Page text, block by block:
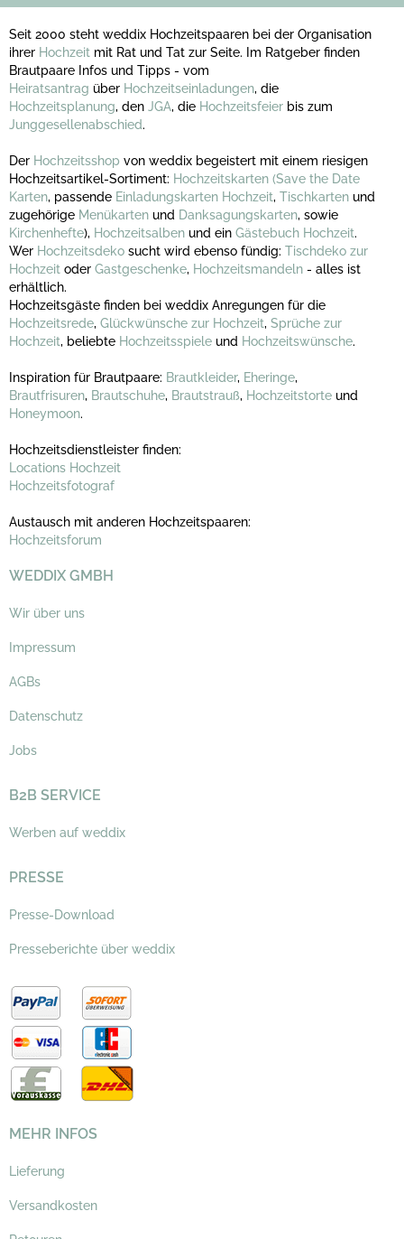
Seit 2000 steht weddix Hochzeitspaaren bei der Organisation
ihrer Hochzeit mit Rat und Tat zur Seite. Im Ratgeber finden
Brautpaare Infos und Tipps - vom
Heiratsantrag über Hochzeitseinladungen, die
Hochzeitsplanung, den JGA, die Hochzeitsfeier bis zum
Junggesellenabschied.
Der Hochzeitsshop von weddix begeistert mit einem riesigen
Hochzeitsartikel-Sortiment: Hochzeitskarten (Save the Date
Karten, passende Einladungskarten Hochzeit, Tischkarten und
zugehörige Menükarten und Danksagungskarten, sowie
Kirchenhefte), Hochzeitsalben und ein Gästebuch Hochzeit.
Wer Hochzeitsdeko sucht wird ebenso fündig: Tischdeko zur
Hochzeit oder Gastgeschenke, Hochzeitsmandeln - alles ist
erhältlich.
Hochzeitsgäste finden bei weddix Anregungen für die
Hochzeitsrede, Glückwünsche zur Hochzeit, Sprüche zur
Hochzeit, beliebte Hochzeitsspiele und Hochzeitswünsche.
Inspiration für Brautpaare: Brautkleider, Eheringe,
Brautfrisuren, Brautschuhe, Brautstrauß, Hochzeitstorte und
Honeymoon.
Hochzeitsdienstleister finden:
Locations Hochzeit
Hochzeitsfotograf
Austausch mit anderen Hochzeitspaaren:
Hochzeitsforum
WEDDIX GMBH
Wir über uns
Impressum
AGBs
Datenschutz
Jobs
B2B SERVICE
Werben auf weddix
PRESSE
Presse-Download
Presseberichte über weddix
MEHR INFOS
Lieferung
Versandkosten